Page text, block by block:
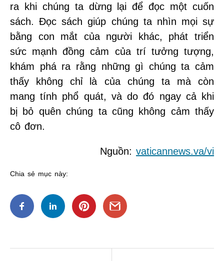
ra khi chúng ta dừng lại để đọc một cuốn
sách. Đọc sách giúp chúng ta nhìn mọi sự
bằng con mắt của người khác, phát triển
sức mạnh đồng cảm của trí tưởng tượng,
khám phá ra rằng những gì chúng ta cảm
thấy không chỉ là của chúng ta mà còn
mang tính phổ quát, và do đó ngay cả khi
bị bỏ quên chúng ta cũng không cảm thấy
cô đơn.
Nguồn: vaticannews.va/vi
Chia sẻ mục này: